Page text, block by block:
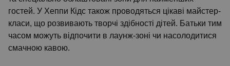
гостей. У Хеппи Кідс також проводяться цікаві майстер-
класи, що розвивають творчі здібності дітей. Батьки тим
часом можуть відпочити в лаунж-зоні чи насолодитися
смачною кавою.